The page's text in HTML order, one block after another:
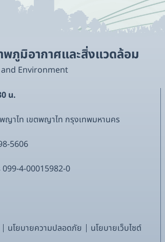
ภูมิอากาศและสิ่งแวดล้อม
Environment
น.
ญาไท เขตพญาไท กรุงเทพมหานคร
5606
099-4-00015982-0
นโยบายความปลอดภัย นโยบายเว็บไซต์